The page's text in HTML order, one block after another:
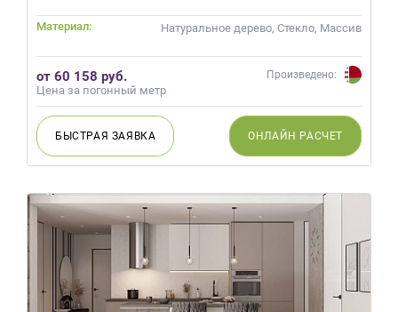
Материал: Натуральное дерево, Стекло, Массив
от 60 158 руб.
Цена за погонный метр
Произведено:
БЫСТРАЯ ЗАЯВКА ОНЛАЙН РАСЧЕТ
обработку
Согласие
обработку
данных
метрическими
программами
порядке